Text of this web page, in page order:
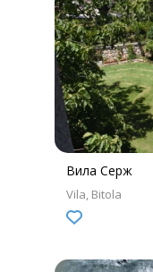
Вила Серж
Vila Bitola